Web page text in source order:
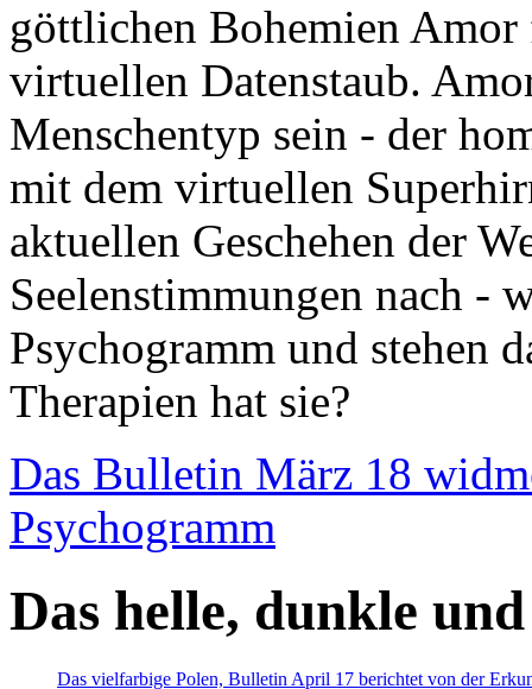
göttlichen Bohemien
virtuellen Datenstaub.
Menschentyp sein - der
mit dem virtuellen
aktuellen Geschehen der
Seelenstimmungen nach -
Psychogramm und stehen
Therapien hat sie?
Das Bulletin März 18
Psychogramm
Das helle, dunkle
Das vielfarbige Polen, Bulletin April 17 berichtet von der